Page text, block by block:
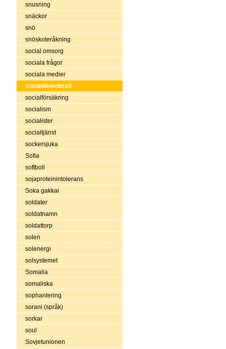
snusning
snäckor
snö
snöskoteråkning
social omsorg
sociala frågor
sociala medier
socialdemokrati
socialförsäkring
socialism
socialister
socialtjänst
sockersjuka
Sofia
softboll
sojaproteinintolerans
Soka gakkai
soldater
soldatnamn
soldattorp
solen
solenergi
solsystemet
Somalia
somaliska
sophantering
sorani (språk)
sorkar
soul
Sovjetunionen